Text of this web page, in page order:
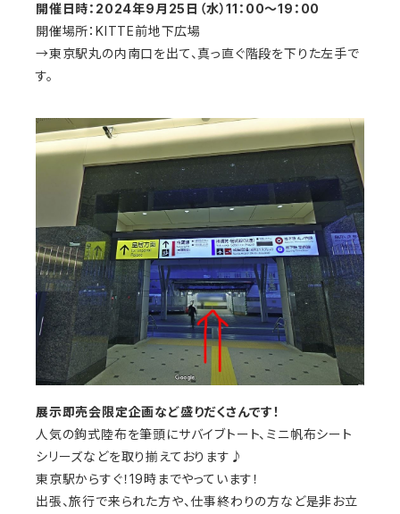
開催日時：2024年9月25 日（水）11：00～19：00
開催場所：KITTE前地下広場
→東京駅丸の内南口を出て、真っ直ぐ階段を下りた左手で
す。
展示即売会限定企画など盛りだくさんです！
人気の鉤式陸布を筆頭にサバイブトート、ミニ帆布シート
シリーズなどを取り揃えております♪
東京駅からすぐ！19時までやっています！
出張、旅行で来られた方や、仕事終わりの方など是非お立